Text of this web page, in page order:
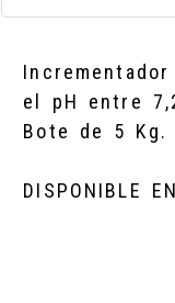
el pH entre
Bote de 5 Kg.
DISPONIBLE